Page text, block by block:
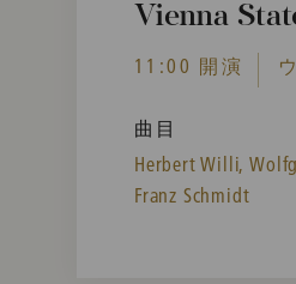
Vienna
11:00 開演
曲目
Herbert Willi,
Franz Schmidt